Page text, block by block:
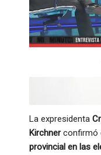
La expresidenta
Kirchnerconfirmó
provincial en las